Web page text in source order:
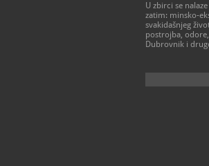
U zbirci se
zatim: minsko-
svakidašnjeg
postrojba,
Dubrovnik i